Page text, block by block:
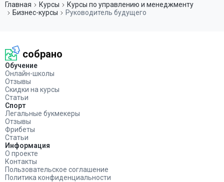
Главная Курсы
Курсы по управлению и менеджменту
Бизнес-курсы
Руководитель будущего
собрано
Обучение
Онлайн-школы
Отзывы
Скидки на курсы
Статьи
Спорт
Легальные букмекеры
Отзывы
Фрибеты
Статьи
Информация
О проекте
Контакты
Пользовательское соглашение
Политика конфиденциальности